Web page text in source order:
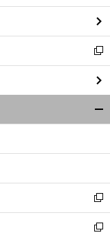
ウ
で
開
く
新
し
い
ウ
ィ
ン
ウ
開
く
新
し
い
新